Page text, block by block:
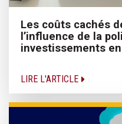
Les coûts cachés
l’influence de la
investissements
LIRE L'ARTICLE